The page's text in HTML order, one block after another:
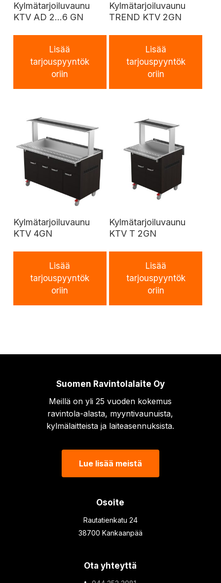
Kylmätarjoiluvaunu
KTV AD 2…6 GN
Lisää
tarjouspyyntök
oriin
Kylmätarjoiluvaunu
TREND KTV 2GN
Lisää
tarjouspyyntök
oriin
Kylmätarjoiluvaunu
KTV 4GN
Lisää
tarjouspyyntök
oriin
Kylmätarjoiluvaunu
KTV T 2GN
Lisää
tarjouspyyntök
oriin
Suomen Ravintolalaite Oy
Meillä on yli 25 vuoden kokemus
ravintola-alasta, myyntivaunuista,
kylmälaitteista ja laiteasennuksista.
Lue lisää meistä
Osoite
Rautatienkatu 24
38700 Kankaanpää
Ota yhteyttä